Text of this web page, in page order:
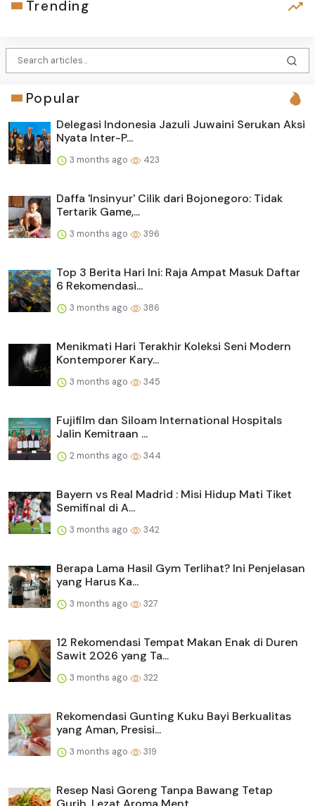
Trending
Popular
Delegasi Indonesia Jazuli Juwaini Serukan Aksi
Nyata Inter-P...
3 months ago 423
Daffa 'Insinyur' Cilik dari Bojonegoro: Tidak
Tertarik Game,...
3 months ago 396
Top 3 Berita Hari Ini: Raja Ampat Masuk Daftar
6 Rekomendasi...
3 months ago 386
Menikmati Hari Terakhir Koleksi Seni Modern
Kontemporer Kary...
3 months ago 345
Fujifilm dan Siloam International Hospitals
Jalin Kemitraan ...
2 months ago 344
Bayern vs Real Madrid : Misi Hidup Mati Tiket
Semifinal di A...
3 months ago 342
Berapa Lama Hasil Gym Terlihat? Ini Penjelasan
yang Harus Ka...
3 months ago 327
12 Rekomendasi Tempat Makan Enak di Duren
Sawit 2026 yang Ta...
3 months ago 322
Rekomendasi Gunting Kuku Bayi Berkualitas
yang Aman, Presisi...
3 months ago 319
Resep Nasi Goreng Tanpa Bawang Tetap